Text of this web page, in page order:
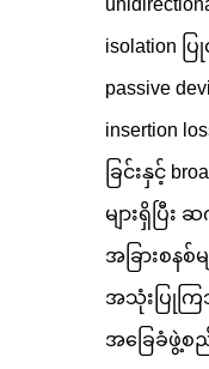
isolation
passive
insertion
ခြင်းနှင့်
များရှိပြီး
အခြားစနစ်
အသုံးပြုကြ
အခြေခံဖွဲ့စ